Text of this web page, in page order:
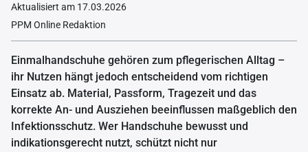
Aktualisiert am 17.03.2026
PPM Online Redaktion
Einmalhandschuhe gehören zum pflegerischen Alltag –
ihr Nutzen hängt jedoch entscheidend vom richtigen
Einsatz ab. Material, Passform, Tragezeit und das
korrekte An- und Ausziehen beeinflussen maßgeblich den
Infektionsschutz. Wer Handschuhe bewusst und
indikationsgerecht nutzt, schützt nicht nur